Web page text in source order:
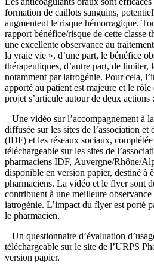
formation de caillots sanguins,
augmentent le risque hémorragique.
rapport bénéfice/risque de cette classe
une excellente observance au
la vraie vie », d’une part, le bénéfice
thérapeutiques, d’autre part, de limiter,
notamment par iatrogénie. Pour cela,
apporté au patient est majeure et le
projet s’articule autour de deux actions :
– Une vidéo sur l’accompagnement à
diffusée sur les sites de l’association et
(IDF) et les réseaux sociaux,
téléchargeable sur les sites de
pharmaciens IDF, Auvergne/Rhône/
disponible en version papier, destiné à
pharmaciens. La vidéo et le flyer sont
contribuent à une meilleure
iatrogénie. L’impact du flyer est porté
le pharmacien.
– Un questionnaire d’évaluation
téléchargeable sur le site de l’URPS
version papier.